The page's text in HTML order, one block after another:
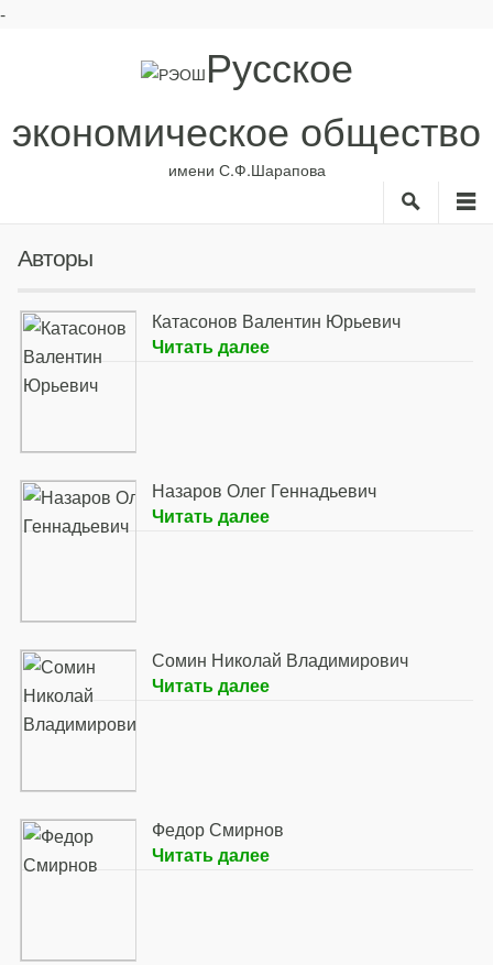
-
Русское
экономическое общество
имени С.Ф.Шарапова
Search
О нас
Анонсы
Авторы
Катасонов Валентин Юрьевич
Читать далее
Назаров Олег Геннадьевич
Читать далее
Сомин Николай Владимирович
Читать далее
Федор Смирнов
Читать далее